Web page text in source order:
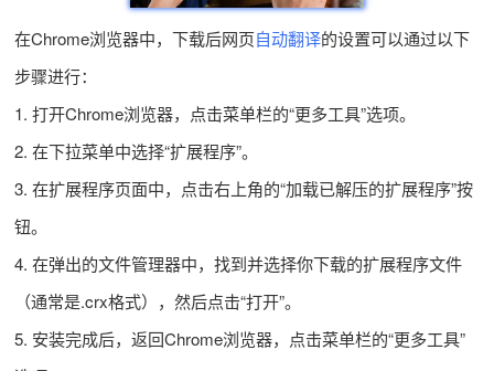
在Chrome浏览器中，下载后网页自动翻译的设置可以通过以下
步骤进行：
1. 打开Chrome浏览器，点击菜单栏的“更多工具”选项。
2. 在下拉菜单中选择“扩展程序”。
3. 在扩展程序页面中，点击右上角的“加载已解压的扩展程序”按
钮。
4. 在弹出的文件管理器中，找到并选择你下载的扩展程序文件
（通常是.crx格式），然后点击“打开”。
5. 安装完成后，返回Chrome浏览器，点击菜单栏的“更多工具”